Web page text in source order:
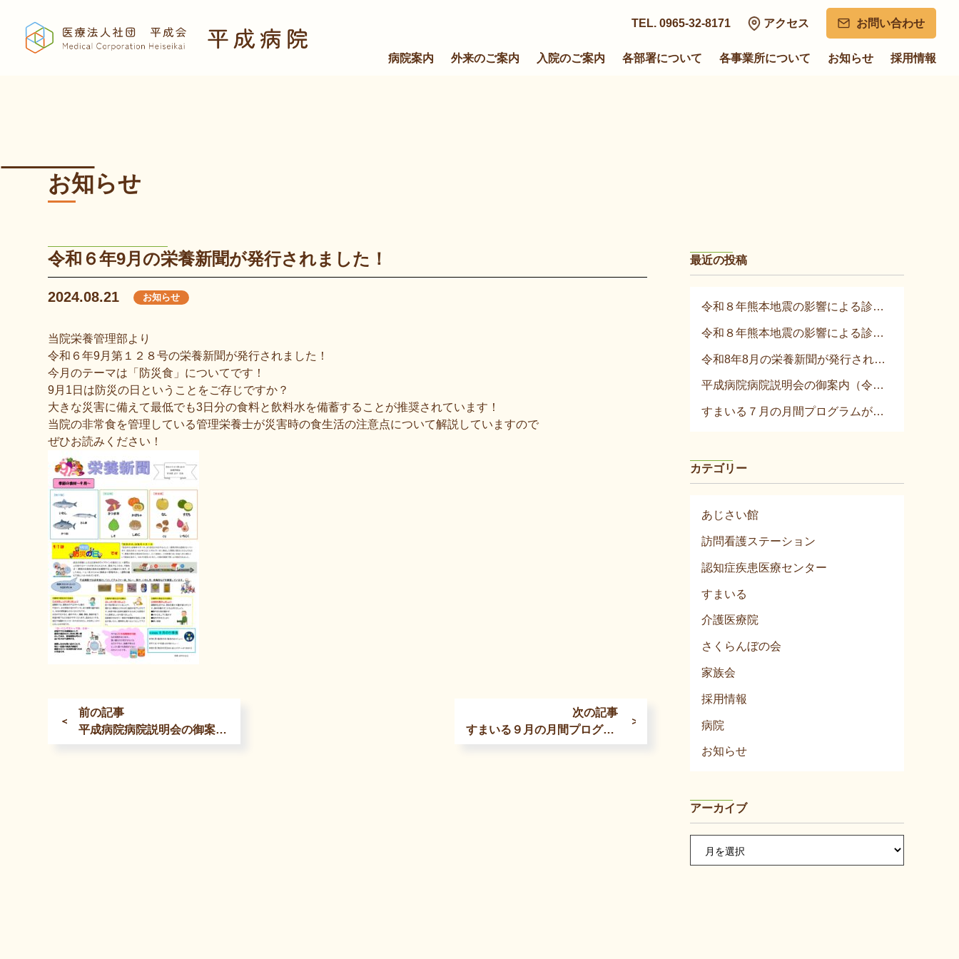
TEL. 0965-32-8171 アクセス お問い合わせ
病院案内 外来のご案内 入院のご案内 各部署について 各事業所について お知らせ 採用情報
お知らせ
令和６年9月の栄養新聞が発行されました！
2024.08.21 お知らせ
当院栄養管理部より
令和６年9月第１２８号の栄養新聞が発行されました！
今月のテーマは「防災食」についてです！
9月1日は防災の日ということをご存じですか？
大きな災害に備えて最低でも3日分の食料と飲料水を備蓄することが推奨されています！
当院の非常食を管理している管理栄養士が災害時の食生活の注意点について解説していますので
ぜひお読みください！
＜
前の記事
平成病院病院説明会の御案内（令和6年9月）
次の記事
すまいる９月の月間プログラムが発行されました！
最近の投稿
令和８年熊本地震の影響による診療について②
令和８年熊本地震の影響による診療について
令和8年8月の栄養新聞が発行されました！
平成病院病院説明会の御案内（令和8年8月）
すまいる７月の月間プログラムが発行されました！
カテゴリー
あじさい館
訪問看護ステーション
認知症疾患医療センター
すまいる
介護医療院
さくらんぼの会
家族会
採用情報
病院
お知らせ
アーカイブ